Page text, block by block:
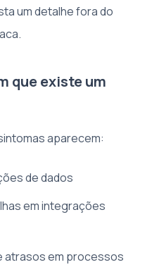
um detalhe fora do
que existe um
aparecem:
de dados
em integrações
atrasos em processos